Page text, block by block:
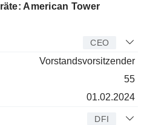
American Tower
CEO
Vorstandsvorsitzender
55
01.02.2024
DFI